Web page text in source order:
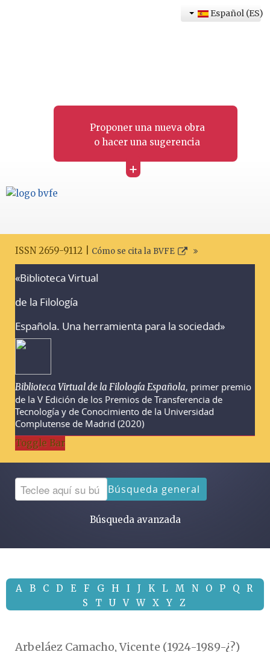
Proponer una nueva obra
o hacer una sugerencia
+
Español (ES)
ISSN 2659-9112 | Cómo se cita la BVFE
«Biblioteca Virtual
de la Filología
Española. Una herramienta para la sociedad»
Biblioteca Virtual de la Filología Española, primer premio
de la V Edición de los Premios de Transferencia de
Tecnología y de Conocimiento de la Universidad
Complutense de Madrid (2020)
Toggle Bar
Búsqueda general
Búsqueda avanzada
A B C D E F G H I J K L M N O P Q
R
S
T U V W X Y Z
Arbeláez Camacho, Vicente (1924-1989-¿?)